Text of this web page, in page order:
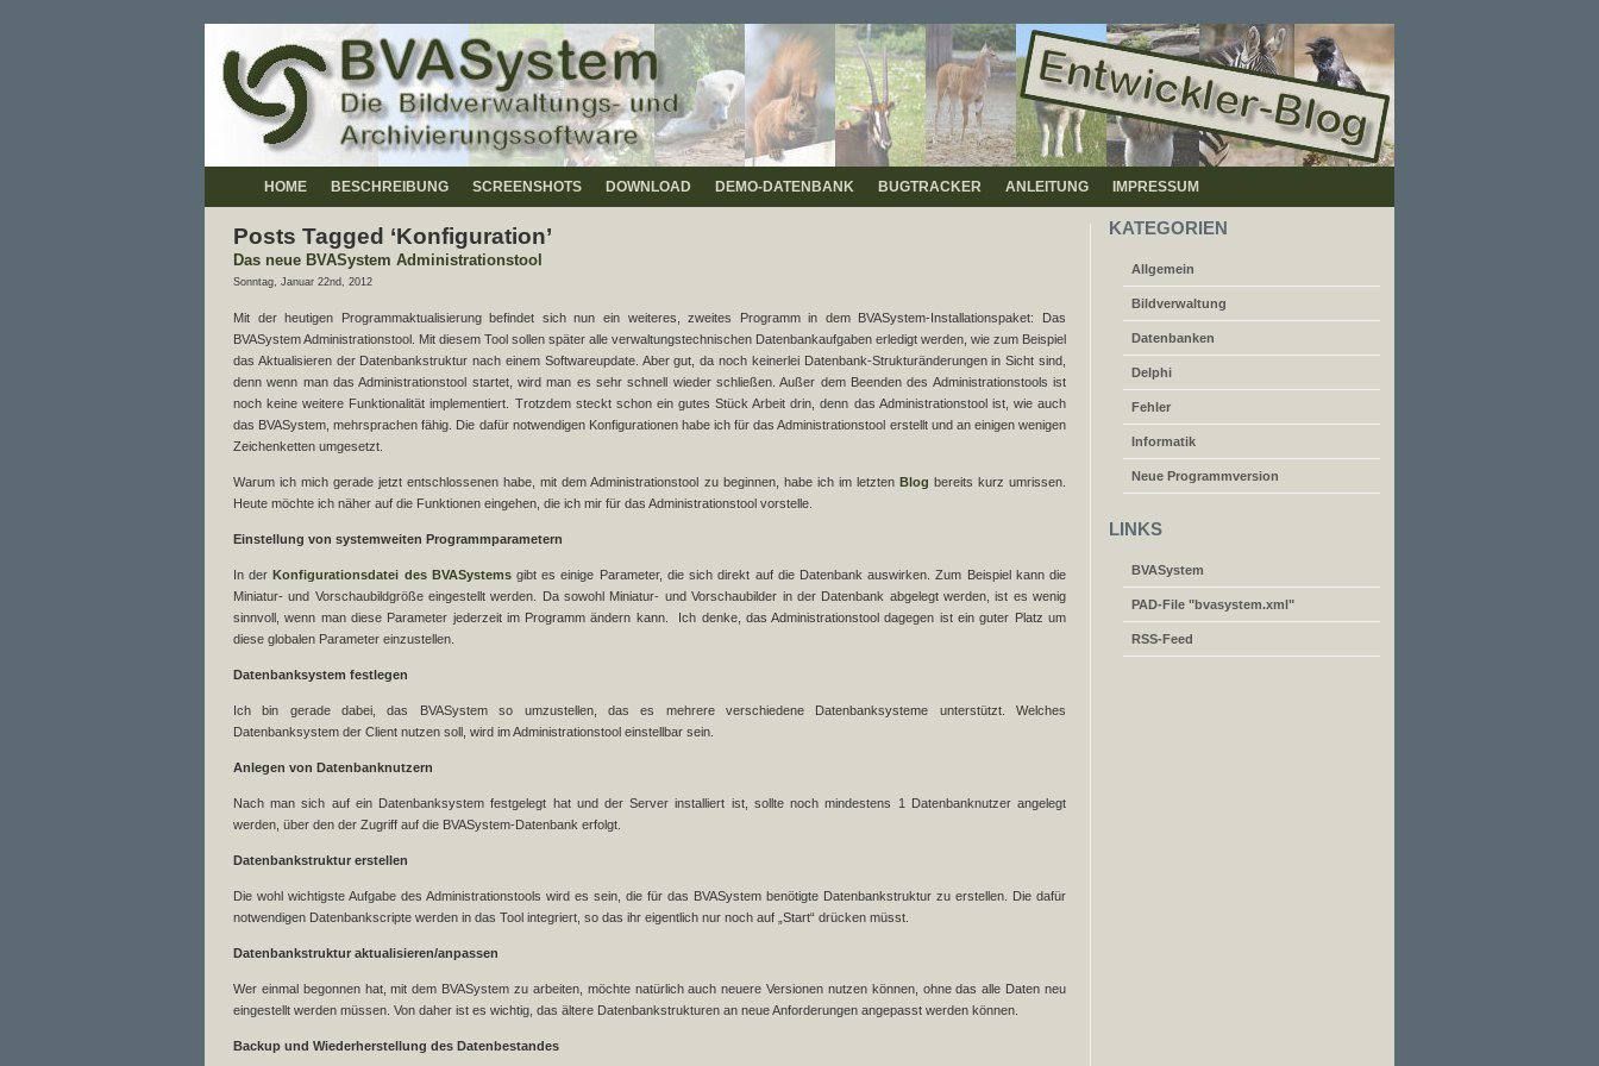
HOME BESCHREIBUNG SCREENSHOTS DOWNLOAD DEMO-DATENBANK BUGTRACKER ANLEITUNG IMPRESSUM
Posts Tagged ‘Konfiguration’
Das neue BVASystem Administrationstool
Sonntag, Januar 22nd, 2012
Mit der heutigen Programmaktualisierung befindet sich nun ein weiteres, zweites Programm in dem BVASystem-Installationspaket: Das
BVASystem Administrationstool. Mit diesem Tool sollen später alle verwaltungstechnischen Datenbankaufgaben erledigt werden, wie zum Beispiel
das Aktualisieren der Datenbankstruktur nach einem Softwareupdate. Aber gut, da noch keinerlei Datenbank-Strukturänderungen in Sicht sind,
denn wenn man das Administrationstool startet, wird man es sehr schnell wieder schließen. Außer dem Beenden des Administrationstools ist
noch keine weitere Funktionalität implementiert. Trotzdem steckt schon ein gutes Stück Arbeit drin, denn das Administrationstool ist, wie auch
das BVASystem, mehrsprachen fähig. Die dafür notwendigen Konfigurationen habe ich für das Administrationstool erstellt und an einigen wenigen
Zeichenketten umgesetzt.
Warum ich mich gerade jetzt entschlossenen habe, mit dem Administrationstool zu beginnen, habe ich im letzten Blog bereits kurz umrissen.
Heute möchte ich näher auf die Funktionen eingehen, die ich mir für das Administrationstool vorstelle.
Einstellung von systemweiten Programmparametern
In derKonfigurationsdatei des BVASystemsgibt es einige Parameter, die sich direkt auf die Datenbank auswirken. Zum Beispiel kann die
Miniatur- und Vorschaubildgröße eingestellt werden. Da sowohl Miniatur- und Vorschaubilder in der Datenbank abgelegt werden, ist es wenig
sinnvoll, wenn man diese Parameter jederzeit im Programm ändern kann. Ich denke, das Administrationstool dagegen ist ein guter Platz um
diese globalen Parameter einzustellen.
Datenbanksystem festlegen
Ich bin gerade dabei, das BVASystem so umzustellen, das es mehrere verschiedene Datenbanksysteme unterstützt. Welches
Datenbanksystem der Client nutzen soll, wird im Administrationstool einstellbar sein.
Anlegen von Datenbanknutzern
Nach man sich auf ein Datenbanksystem festgelegt hat und der Server installiert ist, sollte noch mindestens 1 Datenbanknutzer angelegt
werden, über den der Zugriff auf die BVASystem-Datenbank erfolgt.
Datenbankstruktur erstellen
Die wohl wichtigste Aufgabe des Administrationstools wird es sein, die für das BVASystem benötigte Datenbankstruktur zu erstellen. Die dafür
notwendigen Datenbankscripte werden in das Tool integriert, so das ihr eigentlich nur noch auf „Start“ drücken müsst.
Datenbankstruktur aktualisieren/anpassen
Wer einmal begonnen hat, mit dem BVASystem zu arbeiten, möchte natürlich auch neuere Versionen nutzen können, ohne das alle Daten neu
eingestellt werden müssen. Von daher ist es wichtig, das ältere Datenbankstrukturen an neue Anforderungen angepasst werden können.
Backup und Wiederherstellung des Datenbestandes
KATEGORIEN
Allgemein
Bildverwaltung
Datenbanken
Delphi
Fehler
Informatik
Neue Programmversion
LINKS
BVASystem
PAD-File "bvasystem.xml"
RSS-Feed